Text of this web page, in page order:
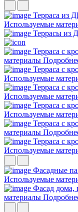
Терраса из
Используемые
Террасы из
Терраса с
материалы
Терраса с
Используемые
Терраса с
Используемые
Терраса с
Используемые
Терраса с
материалы
Терраса с
Используемые
Фасадные
Используемые
Фасад дома,
материалы